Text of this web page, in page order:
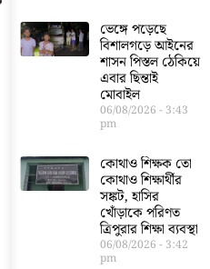
ভেঙ্গে পড়েছে
বিশালগড়ে আইনের
শাসন পিস্তল ঠেকিয়ে
এবার ছিন্তাই
মোবাইল
06/08/2026 3:43
pm
কোথাও শিক্ষক তো
কোথাও শিক্ষার্থীর
সঙ্কট, হাসির
খোঁড়াকে পরিণত
ত্রিপুরার শিক্ষা ব্যবস্থা
06/08/2026 3:42
pm